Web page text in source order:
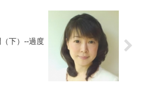
下）--過度